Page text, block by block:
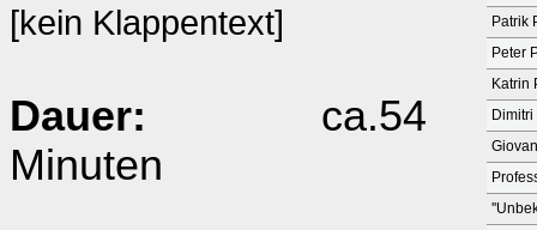
[kein Klappentext]
Dauer: ca.54
Minuten
Patrik
Peter
Katrin
Dimitri